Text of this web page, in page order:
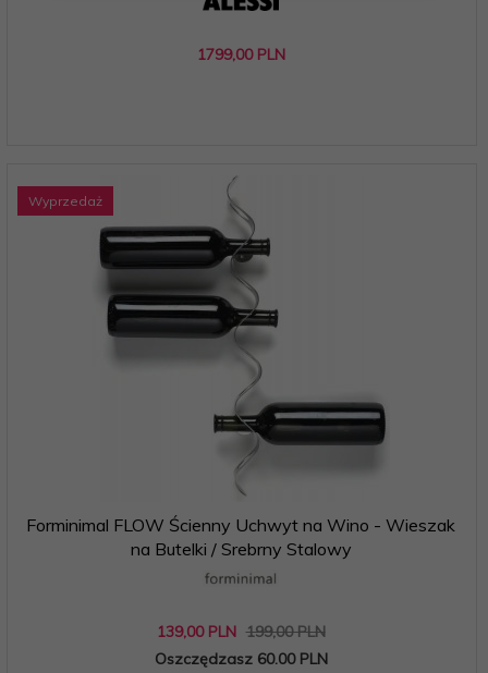
1799,00 PLN
Wyprzedaż
Forminimal FLOW Ścienny Uchwyt na Wino - Wieszak
na Butelki / Srebrny Stalowy
139,00 PLN 199,00 PLN
Oszczędzasz 60.00 PLN